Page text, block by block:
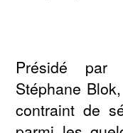
Présidé
Stéphane
contraint de